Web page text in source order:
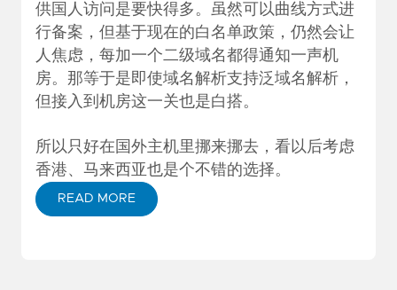
供国人访问是要快得多。虽然可以曲线方式进
行备案，但基于现在的白名单政策，仍然会让
人焦虑，每加一个二级域名都得通知一声机
房。那等于是即使域名解析支持泛域名解析，
但接入到机房这一关也是白搭。
所以只好在国外主机里挪来挪去，看以后考虑
香港、马来西亚也是个不错的选择。
READ MORE